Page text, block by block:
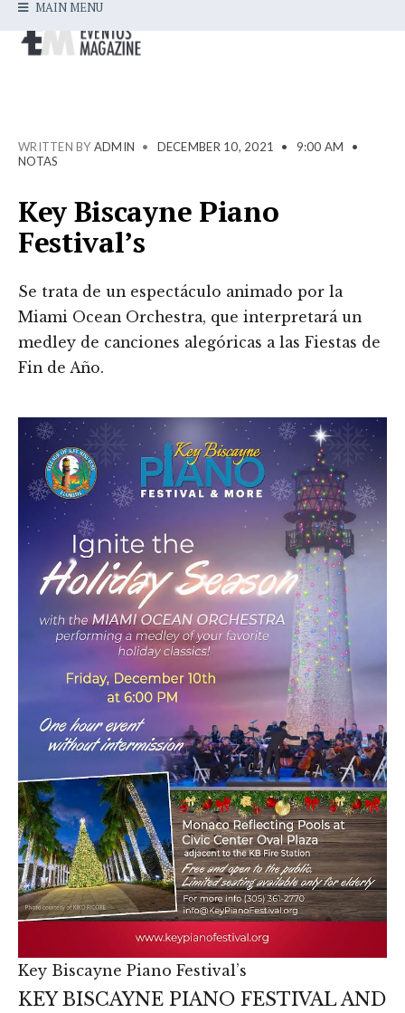
MAIN MENU
WRITTEN BY ADMIN • DECEMBER 10, 2021 • 9:00 AM
•
NOTAS
Key Biscayne Piano
Festival’s
Se trata de un espectáculo animado por la
Miami Ocean Orchestra, que interpretará un
medley de canciones alegóricas a las Fiestas de
Fin de Año.
Key Biscayne Piano Festival’s
KEY BISCAYNE PIANO FESTIVAL AND